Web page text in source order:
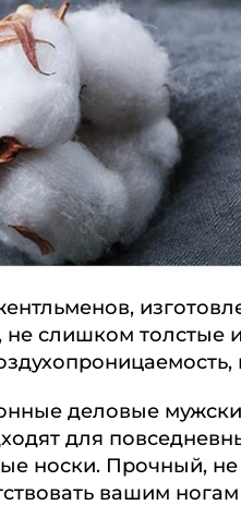
слишком толстые
деловые
для
носки. Прочный, не
вашим